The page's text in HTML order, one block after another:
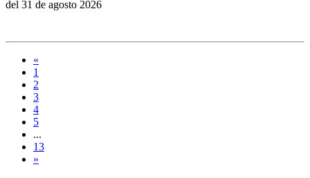
del 31 de agosto 2026
«
1
2
3
4
5
...
13
»